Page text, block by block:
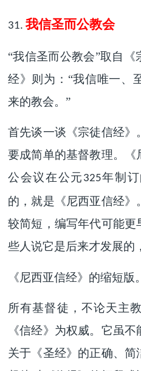
31. 我信圣而公教会
“我信圣而公教会”取自
经》则为：“我信唯一、
来的教会。”
首先谈一谈《宗徒信经
要成简单的基督教理。《
公会议在公元 325年制
的，就是《尼西亚信经
较简短，编写年代可能
些人说它是后来才发展的
《尼西亚信经》的缩短版。
所有基督徒，不论天主
《信经》为权威。它虽
关于《圣经》的正确、